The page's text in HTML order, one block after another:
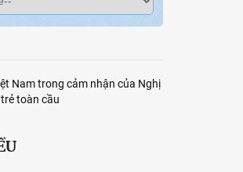
Nam trong cảm nhận của Nghị
toàn cầu